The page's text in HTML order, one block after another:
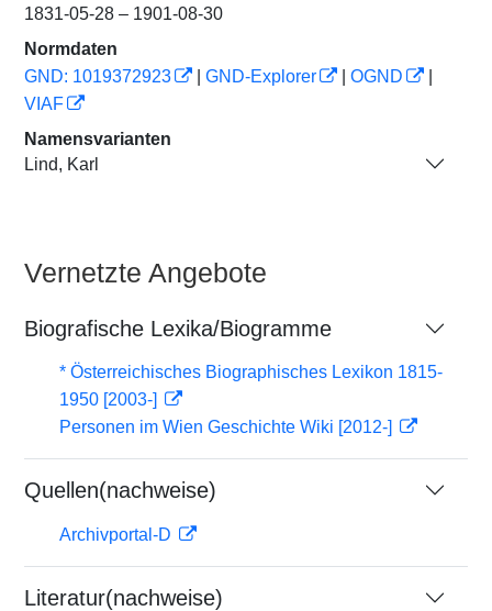
1831-05-28 – 1901-08-30
Normdaten
GND: 1019372923
GND-Explorer OGND
VIAF
Namensvarianten
Lind, Karl
Vernetzte Angebote
Biografische Lexika/Biogramme
* Österreichisches Biographisches Lexikon 1815-
1950 [2003-]
Personen im Wien Geschichte Wiki [2012-]
Quellen(nachweise)
Archivportal-D
Literatur(nachweise)